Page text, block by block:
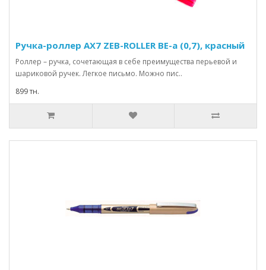
Ручка-роллер AX7 ZEB-ROLLER BE-a (0,7), красный
Роллер – ручка, сочетающая в себе преимущества перьевой и
шариковой ручек. Легкое письмо. Можно пис..
899 тн.